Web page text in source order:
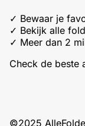
✓ Bewaar je
✓ Bekijk alle
✓ Meer dan 2
Check de beste
©2025